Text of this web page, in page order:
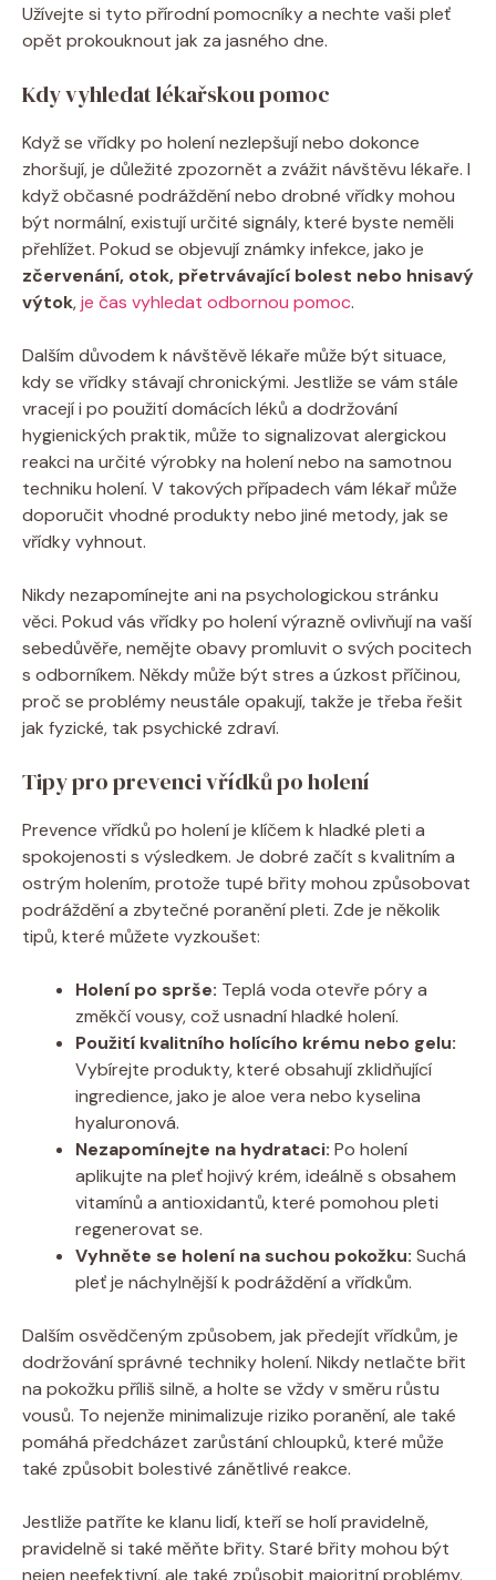
Užívejte si tyto přírodní pomocníky a nechte vaši pleť
opět prokouknout jak za jasného dne.
Kdy vyhledat lékařskou pomoc
Když se vřídky po holení nezlepšují nebo dokonce
zhoršují, je důležité zpozornět a zvážit návštěvu lékaře. I
když občasné podráždění nebo drobné vřídky mohou
být normální, existují určité signály, které byste neměli
přehlížet. Pokud se objevují známky infekce, jako je
zčervenání, otok, přetrvávající bolest nebo hnisavý
výtok,je čas vyhledat odbornou pomoc.
Dalším důvodem k návštěvě lékaře může být situace,
kdy se vřídky stávají chronickými. Jestliže se vám stále
vracejí i po použití domácích léků a dodržování
hygienických praktik, může to signalizovat alergickou
reakci na určité výrobky na holení nebo na samotnou
techniku holení. V takových případech vám lékař může
doporučit vhodné produkty nebo jiné metody, jak se
vřídky vyhnout.
Nikdy nezapomínejte ani na psychologickou stránku
věci. Pokud vás vřídky po holení výrazně ovlivňují na vaší
sebedůvěře, nemějte obavy promluvit o svých pocitech
s odborníkem. Někdy může být stres a úzkost příčinou,
proč se problémy neustále opakují, takže je třeba řešit
jak fyzické, tak psychické zdraví.
Tipy pro prevenci vřídků po holení
Prevence vřídků po holení je klíčem k hladké pleti a
spokojenosti s výsledkem. Je dobré začít s kvalitním a
ostrým holením, protože tupé břity mohou způsobovat
podráždění a zbytečné poranění pleti. Zde je několik
tipů, které můžete vyzkoušet:
Holení po sprše: Teplá voda otevře póry a
změkčí vousy, což usnadní hladké holení.
Použití kvalitního holícího krému nebo gelu:
Vybírejte produkty, které obsahují zklidňující
ingredience, jako je aloe vera nebo kyselina
hyaluronová.
Nezapomínejte na hydrataci: Po holení
aplikujte na pleť hojivý krém, ideálně s obsahem
vitamínů a antioxidantů, které pomohou pleti
regenerovat se.
Vyhněte se holení na suchou pokožku: Suchá
pleť je náchylnější k podráždění a vřídkům.
Dalším osvědčeným způsobem, jak předejít vřídkům, je
dodržování správné techniky holení. Nikdy netlačte břit
na pokožku příliš silně, a holte se vždy v směru růstu
vousů. To nejenže minimalizuje riziko poranění, ale také
pomáhá předcházet zarůstání chloupků, které může
také způsobit bolestivé zánětlivé reakce.
Jestliže patříte ke klanu lidí, kteří se holí pravidelně,
pravidelně si také měňte břity. Staré břity mohou být
nejen neefektivní, ale také způsobit majoritní problémy.